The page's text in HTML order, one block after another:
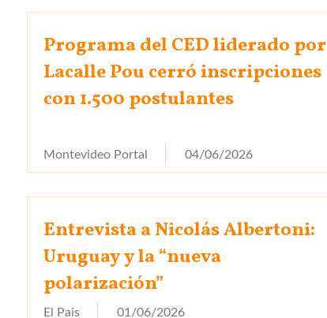
Programa del CED liderado por
Lacalle Pou cerró inscripciones
con 1.500 postulantes
Montevideo Portal 04/06/2026
Entrevista a Nicolás Albertoni:
Uruguay y la “nueva
polarización”
El País 01/06/2026